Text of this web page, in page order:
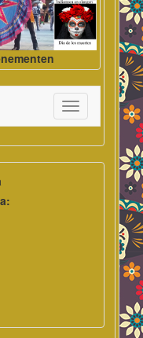
Toggle
navigation